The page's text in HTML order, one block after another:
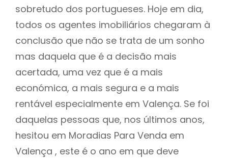
sobretudo dos portugueses. Hoje em dia,
todos os agentes imobiliários chegaram à
conclusão que não se trata de um sonho
mas daquela que é a decisão mais
acertada, uma vez que é a mais
económica, a mais segura e a mais
rentável especialmente em Valença. Se foi
daquelas pessoas que, nos últimos anos,
hesitou em Moradias Para Venda em
Valença , este é o ano em que deve